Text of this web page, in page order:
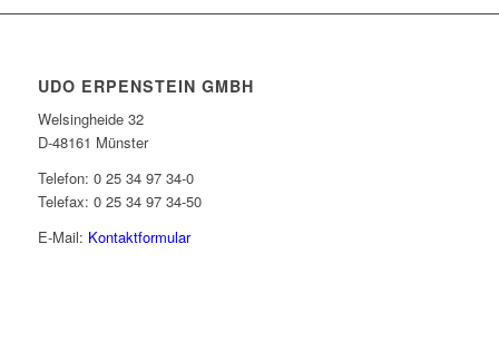
UDO ERPENSTEIN GMBH
Welsingheide 32
D-48161 Münster
Telefon: 0 25 34 97 34-0
Telefax: 0 25 34 97 34-50
E-Mail: Kontaktformular